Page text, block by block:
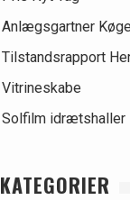
Anlægsgartner Køge
Tilstandsrapport
Vitrineskabe
Solfilm idrætshaller
KATEGORIER